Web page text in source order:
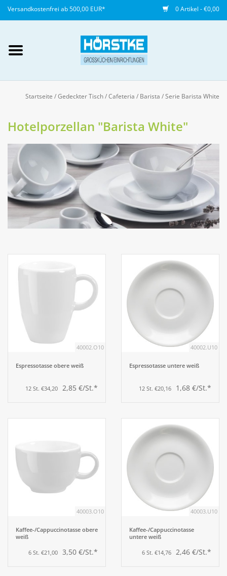
Versandkostenfrei ab 500,00 EUR* 0 Artikel - €0,00
anlegen
Gedeckter Tisch
Buffet
Fingerfood
Aufsteller
Einrichtung
Berufsbekleidung
Küchenmöbel
Startseite /Gedeckter Tisch/Cafeteria / Barista /Serie Barista White
Hotelporzellan "Barista White"
40002.O10
Espressotasse obere weiß
12 St. €34,20 2,85 €/St.*
40002.U10
Espressotasse untere weiß
12 St. €20,16 1,68 €/St.*
40003.O10
Kaffee-/Cappuccinotasse obere
weiß
6 St. €21,00 3,50 €/St.*
40003.U10
Kaffee-/Cappuccinotasse
untere weiß
6 St. €14,76 2,46 €/St.*